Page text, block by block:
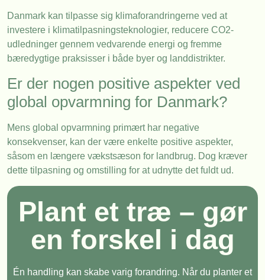
Danmark kan tilpasse sig klimaforandringerne ved at
investere i klimatilpasningsteknologier, reducere CO2-
udledninger gennem vedvarende energi og fremme
bæredygtige praksisser i både byer og landdistrikter.
Er der nogen positive aspekter ved
global opvarmning for Danmark?
Mens global opvarmning primært har negative
konsekvenser, kan der være enkelte positive aspekter,
såsom en længere vækstsæson for landbrug. Dog kræver
dette tilpasning og omstilling for at udnytte det fuldt ud.
Plant et træ – gør
en forskel i dag
Én handling kan skabe varig forandring. Når du planter et